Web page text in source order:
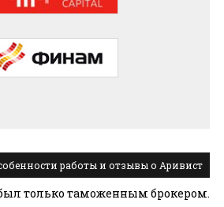
работы и отзывы о Аривист
только таможенным брокером.